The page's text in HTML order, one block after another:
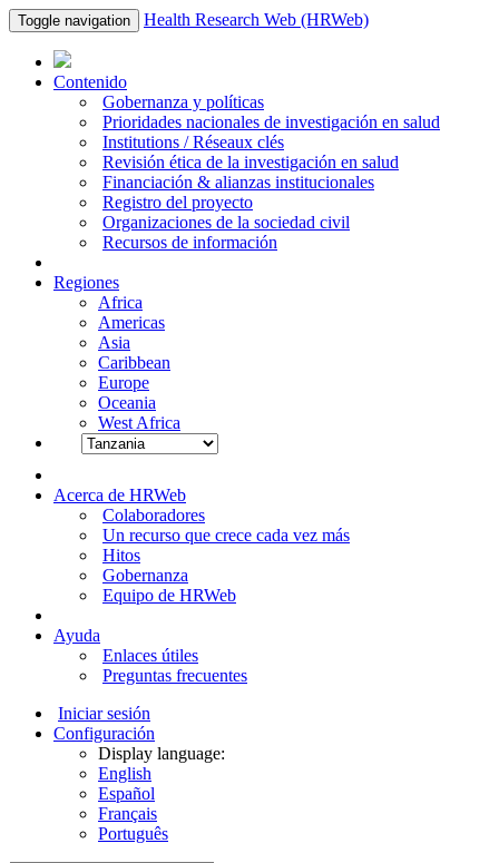
Toggle navigation Health Research Web (HRWeb)
Contenido
Gobernanza y políticas
Prioridades nacionales de investigación en salud
Institutions / Réseaux clés
Revisión ética de la investigación en salud
Financiación & alianzas institucionales
Registro del proyecto
Organizaciones de la sociedad civil
Recursos de información
Regiones
Africa
Americas
Asia
Caribbean
Europe
Oceania
West Africa
Acerca de HRWeb
Colaboradores
Un recurso que crece cada vez más
Hitos
Gobernanza
Equipo de HRWeb
Ayuda
Enlaces útiles
Preguntas frecuentes
Iniciar sesión
Configuración
Display language:
English
Español
Français
Português